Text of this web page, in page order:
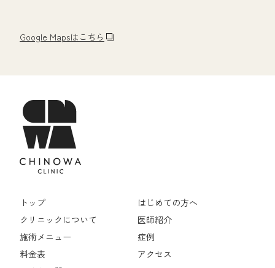
Google Mapsはこちら
トップ
はじめての方へ
クリニックについて
医師紹介
施術メニュー
症例
料金表
アクセス